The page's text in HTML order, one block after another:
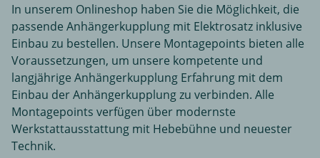
In unserem Onlineshop haben Sie die Möglichkeit, die
passende Anhängerkupplung mit Elektrosatz inklusive
Einbau zu bestellen. Unsere Montagepoints bieten alle
Voraussetzungen, um unsere kompetente und
langjährige Anhängerkupplung Erfahrung mit dem
Einbau der Anhängerkupplung zu verbinden. Alle
Montagepoints verfügen über modernste
Werkstattausstattung mit Hebebühne und neuester
Technik.